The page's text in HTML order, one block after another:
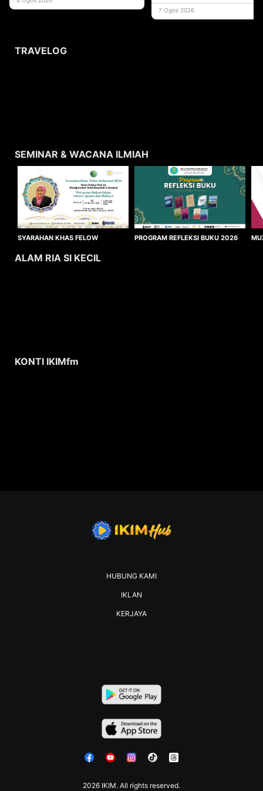
usaha
7 Ogos 2026
TRAVELOG
SEMINAR & WACANA ILMIAH
SYARAHAN KHAS FELOW
PROGRAM REFLEKSI BUKU 2026
ALAM RIA SI KECIL
KONTI IKIMfm
2026 IKIM. All rights reserved.
HUBUNG KAMI
IKLAN
KERJAYA